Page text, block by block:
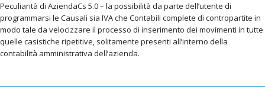
Peculiarità di AziendaCs 5.0 – la possibilità da parte dell’utente di
programmarsi le Causali sia IVA che Contabili complete di contropartite in
modo tale da velocizzare il processo di inserimento dei movimenti in tutte
quelle casistiche ripetitive, solitamente presenti all’interno della
contabilità amministrativa dell’azienda.